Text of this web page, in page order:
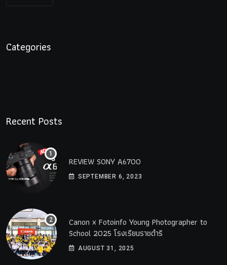
Categories
Recent Posts
REVIEW SONY A6700
SEPTEMBER 6, 2023
Canon x Fotoinfo​ Young​ Photographer to
School 2025 โรงเรียนราชดำริ
AUGUST 31, 2025